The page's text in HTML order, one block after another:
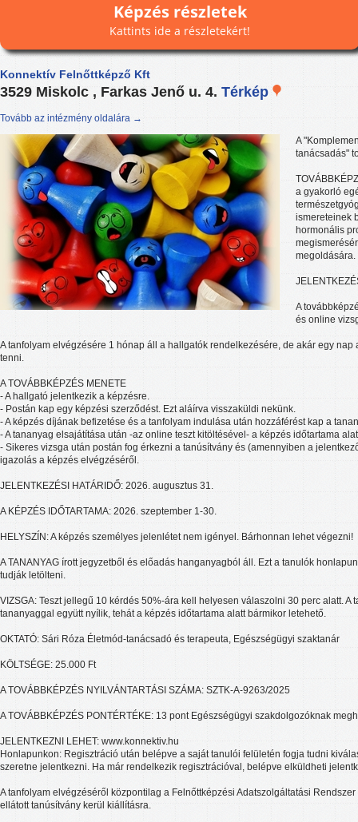
Képzés részletek
Kattints ide a részletekért!
Konnektív Felnőttképző Kft
3529 Miskolc , Farkas Jenő u. 4. Térkép
Tovább az intézmény oldalára →
A
tanácsadás"
a gyakorló
ismereteinek
hormonális
megoldására.
A
és online
A tanfolyam elvégzésére 1 hónap áll a hallgatók rendelkezésére, de akár egy nap
tenni.
A TOVÁBBKÉPZÉS MENETE
- A hallgató jelentkezik a képzésre.
- Postán kap egy képzési szerződést. Ezt aláírva visszaküldi nekünk.
- A képzés díjának befizetése és a tanfolyam indulása után hozzáférést kap a
- A tananyag elsajátítása után -az online teszt kitöltésével- a képzés időtartama
- Sikeres vizsga után postán fog érkezni a tanúsítvány és (amennyiben a
igazolás a képzés elvégzéséről.
JELENTKEZÉSI HATÁRIDŐ: 2026. augusztus 31.
A KÉPZÉS IDŐTARTAMA: 2026. szeptember 1-30.
HELYSZÍN: A képzés személyes jelenlétet nem igényel. Bárhonnan lehet végezni!
A TANANYAG írott jegyzetből és előadás hanganyagból áll. Ezt a tanulók
tudják letölteni.
VIZSGA: Teszt jellegű 10 kérdés 50%-ára kell helyesen válaszolni 30 perc alatt. A
tananyaggal együtt nyílik, tehát a képzés időtartama alatt bármikor letehető.
OKTATÓ: Sári Róza Életmód-tanácsadó és terapeuta, Egészségügyi szaktanár
KÖLTSÉGE: 25.000 Ft
A TOVÁBBKÉPZÉS NYILVÁNTARTÁSI SZÁMA: SZTK-A-9263/2025
A TOVÁBBKÉPZÉS PONTÉRTÉKE: 13 pont Egészségügyi szakdolgozóknak
JELENTKEZNI LEHET: www.konnektiv.hu
Honlapunkon: Regisztráció után belépve a saját tanulói felületén fogja tudni
szeretne jelentkezni. Ha már rendelkezik regisztrációval, belépve elküldheti
A tanfolyam elvégzéséről központilag a Felnőttképzési Adatszolgáltatási
ellátott tanúsítvány kerül kiállításra.